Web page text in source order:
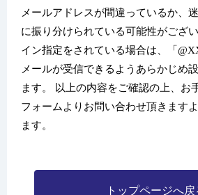
メールアドレスが間違っているか、
に振り分けられている可能性がござ
イン指定をされている場合は、「
メールが受信できるようあらかじめ
ます。 以上の内容をご確認の上、お
フォームよりお問い合わせ頂きます
ます。
トップページへ戻